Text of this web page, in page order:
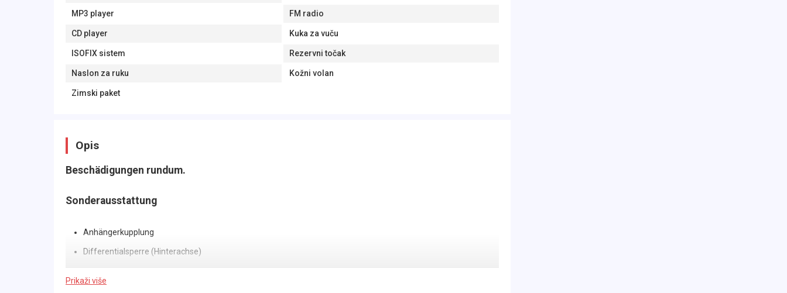
MP3 player FM radio
CD player Kuka za vuču
ISOFIX sistem Rezervni točak
Naslon za ruku Kožni volan
Zimski paket
Opis
Beschädigungen rundum.
Sonderausstattung
Anhängerkupplung
Differentialsperre (Hinterachse)
Prikaži više